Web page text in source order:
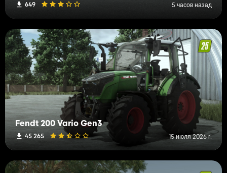
649 5 часов назад
Fendt 200 Vario Gen3
45 265 15 июля 2026 г.